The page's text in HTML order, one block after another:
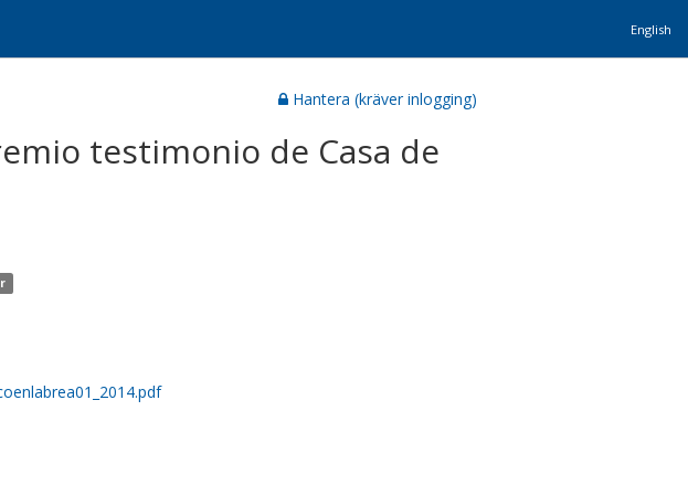
English
Hantera (kräver inlogging)
testimonio de Casa de